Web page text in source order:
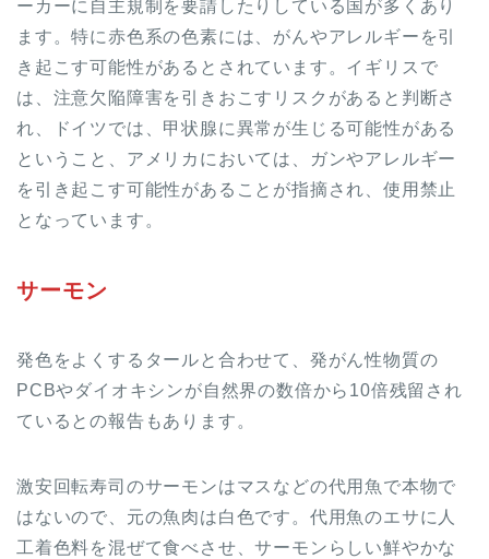
ーカーに自主規制を要請したりしている国が多くあり
ます。特に赤色系の色素には、がんやアレルギーを引
き起こす可能性があるとされています。イギリスで
は、注意欠陥障害を引きおこすリスクがあると判断さ
れ、ドイツでは、甲状腺に異常が生じる可能性がある
ということ、アメリカにおいては、ガンやアレルギー
を引き起こす可能性があることが指摘され、使用禁止
となっています。
サーモン
発色をよくするタールと合わせて、発がん性物質の
PCBやダイオキシンが自然界の数倍から10倍残留され
ているとの報告もあります。
激安回転寿司のサーモンはマスなどの代用魚で本物で
はないので、元の魚肉は白色です。代用魚のエサに人
工着色料を混ぜて食べさせ、サーモンらしい鮮やかな